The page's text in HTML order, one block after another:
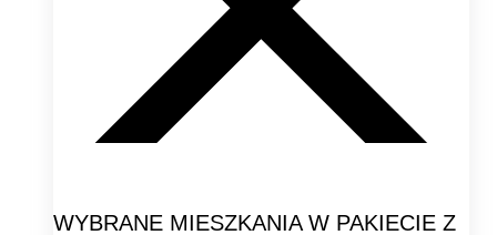
WYBRANE MIESZKANIA W PAKIECIE Z